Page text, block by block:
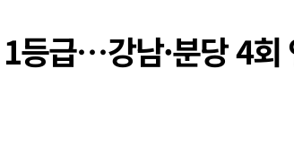
등급…강남·분당 4회